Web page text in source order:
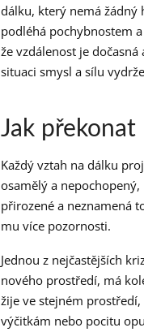
dálku, který nemá žádný
podléhá pochybnostem
že vzdálenost je
situaci smysl a sílu
Jak
Každý vztah na dálku
osamělý a
přirozené a neznamená
mu více pozornosti.
Jednou z nejčastějších
nového prostředí, má
žije ve stejném
výčitkám nebo pocitu